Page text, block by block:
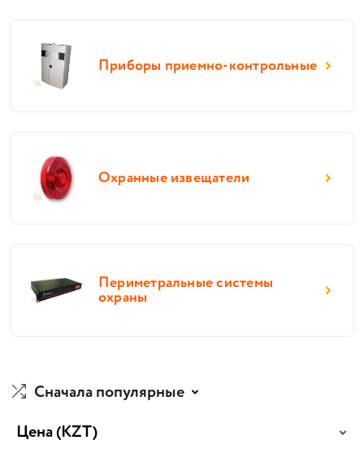
Приборы приемно-контрольные
Охранные извещатели
Периметральные системы
охраны
Сначала популярные
Цена(KZT)